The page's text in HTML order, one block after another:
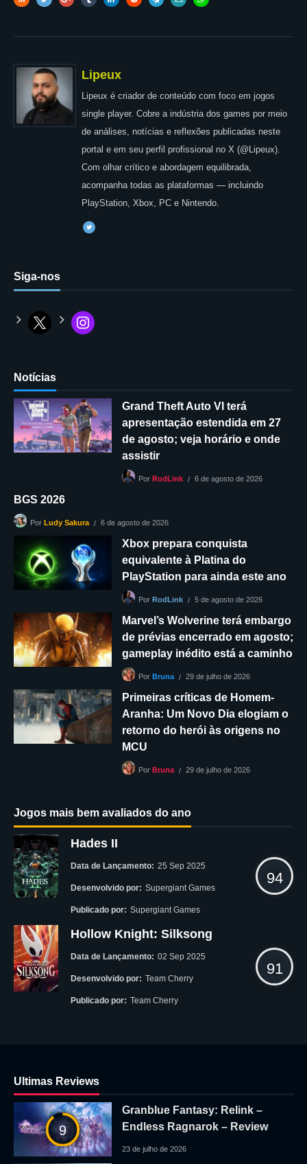
Lipeux
Lipeux é criador de conteúdo com foco em jogos
single player. Cobre a indústria dos games por meio
de análises, notícias e reflexões publicadas neste
portal e em seu perfil profissional no X (@Lipeux).
Com olhar crítico e abordagem equilibrada,
acompanha todas as plataformas — incluindo
PlayStation, Xbox, PC e Nintendo.
Siga-nos
Notícias
Grand Theft Auto VI terá
apresentação estendida em 27
de agosto; veja horário e onde
assistir
Por RodLink 6 de agosto de 2026
BGS 2026
Por Ludy Sakura 6 de agosto de 2026
Xbox prepara conquista
equivalente à Platina do
PlayStation para ainda este ano
Por RodLink 5 de agosto de 2026
Marvel’s Wolverine terá embargo
de prévias encerrado em agosto;
gameplay inédito está a caminho
Por Bruna 29 de julho de 2026
Primeiras críticas de Homem-
Aranha: Um Novo Dia elogiam o
retorno do herói às origens no
MCU
Por Bruna 29 de julho de 2026
Jogos mais bem avaliados do ano
Hades II
Data de Lançamento: 25 Sep 2025
Desenvolvido por: Supergiant Games
Publicado por: Supergiant Games
94
Hollow Knight: Silksong
Data de Lançamento: 02 Sep 2025
Desenvolvido por: Team Cherry
Publicado por: Team Cherry
91
Ultimas Reviews
9
Granblue Fantasy: Relink –
Endless Ragnarok – Review
23 de julho de 2026